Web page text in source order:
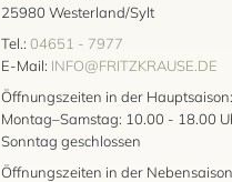
25980 Westerland/Sylt
Tel.: 04651 - 7977
E-Mail: INFO@FRITZKRAUSE.DE
Öffnungszeiten in der Hauptsaison:
Montag–Samstag: 10.00 - 18.00
Sonntag geschlossen
Öffnungszeiten in der